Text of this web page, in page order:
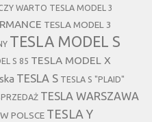
WARTO TESLA MODEL 3
TESLA MODEL 3
TESLA MODEL S
S 85 TESLA MODEL X
TESLA S TESLA S "PLAID"
TESLA WARSZAWA
POLSCE TESLA Y